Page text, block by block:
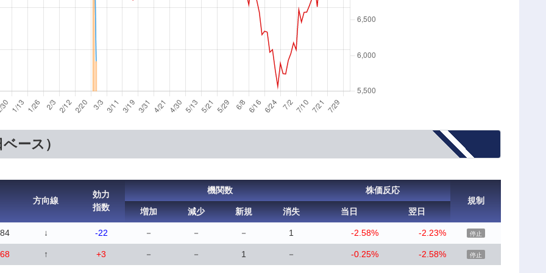
ース）
方向線
効力
指数
機関数
株価反応
規制
増加
減少 新規 消失 当日 翌日
↓ -22 － － － 1 -2.58% -2.23% 停止
↑ +3 － － 1 － -0.25% -2.58% 停止